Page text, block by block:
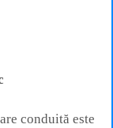
conduită este